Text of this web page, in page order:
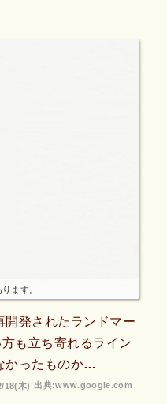
ます。
開発されたランドマー
も立ち寄れるライン
かったものか…
出典:www.google.com
18(木)